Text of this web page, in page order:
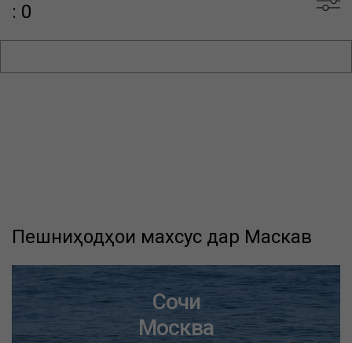
: 0
Пешниҳодҳои махсус дар Маскав
Сочи
Москва